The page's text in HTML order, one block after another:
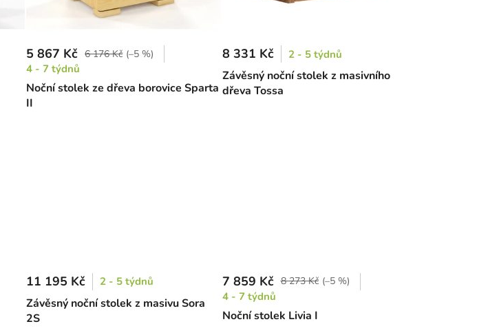
Noční stolek ze dřeva borovice Sparta
II
5 867 Kč 6 176 Kč (–5 %)
4 - 7 týdnů
Závěsný noční stolek z masivního
dřeva Tossa
8 331 Kč 2 - 5 týdnů
Závěsný noční stolek z masivu Sora
2S
11 195 Kč 2 - 5 týdnů
Noční stolek Livia I
7 859 Kč 8 273 Kč (–5 %)
4 - 7 týdnů